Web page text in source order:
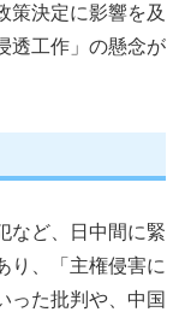
策決定に影響を及
透工作」の懸念が
など、日中間に緊
り、「主権侵害に
った批判や、中国